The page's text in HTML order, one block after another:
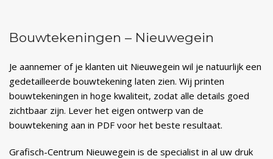
Bouwtekeningen – Nieuwegein
Je aannemer of je klanten uit Nieuwegein wil je natuurlijk een
gedetailleerde bouwtekening laten zien. Wij printen
bouwtekeningen in hoge kwaliteit, zodat alle details goed
zichtbaar zijn. Lever het eigen ontwerp van de
bouwtekening aan in PDF voor het beste resultaat.
Grafisch-Centrum Nieuwegein is de specialist in al uw druk